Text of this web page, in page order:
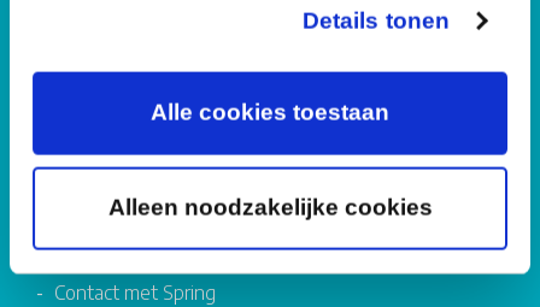
Details tonen
Alle cookies toestaan
Alleen noodzakelijke cookies
Algemene voorwaarden
Disclaimer
Wachtwoord vergeten/wijzigen medewerkers
Contact met Spring